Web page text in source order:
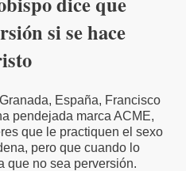
si se hace
España, Francisco
pendejada marca ACME,
que le practiquen el sexo
pero que cuando lo
que no sea perversión.